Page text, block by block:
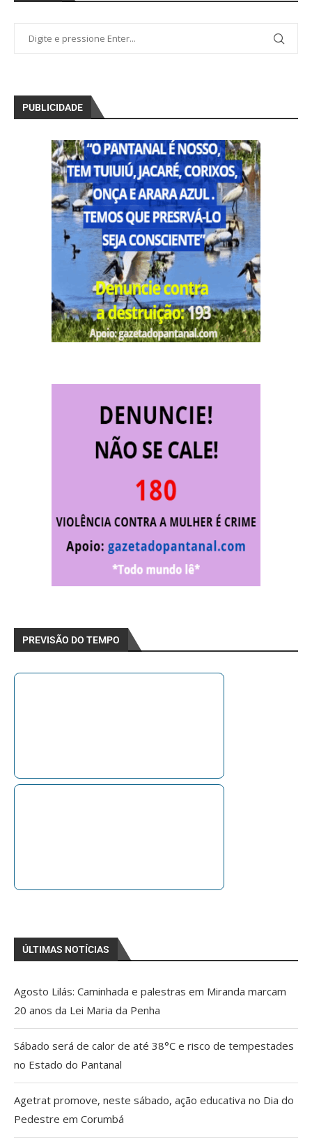
PUBLICIDADE
PREVISÃO DO TEMPO
ÚLTIMAS NOTÍCIAS
Agosto Lilás: Caminhada e palestras em Miranda marcam
20 anos da Lei Maria da Penha
Sábado será de calor de até 38°C e risco de tempestades
no Estado do Pantanal
Agetrat promove, neste sábado, ação educativa no Dia do
Pedestre em Corumbá